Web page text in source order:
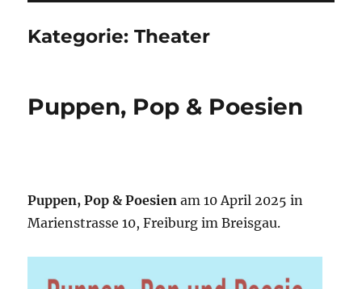
Kategorie:Theater
Puppen, Pop & Poesien
Puppen, Pop & Poesien am 10 April 2025 in
Marienstrasse 10, Freiburg im Breisgau.